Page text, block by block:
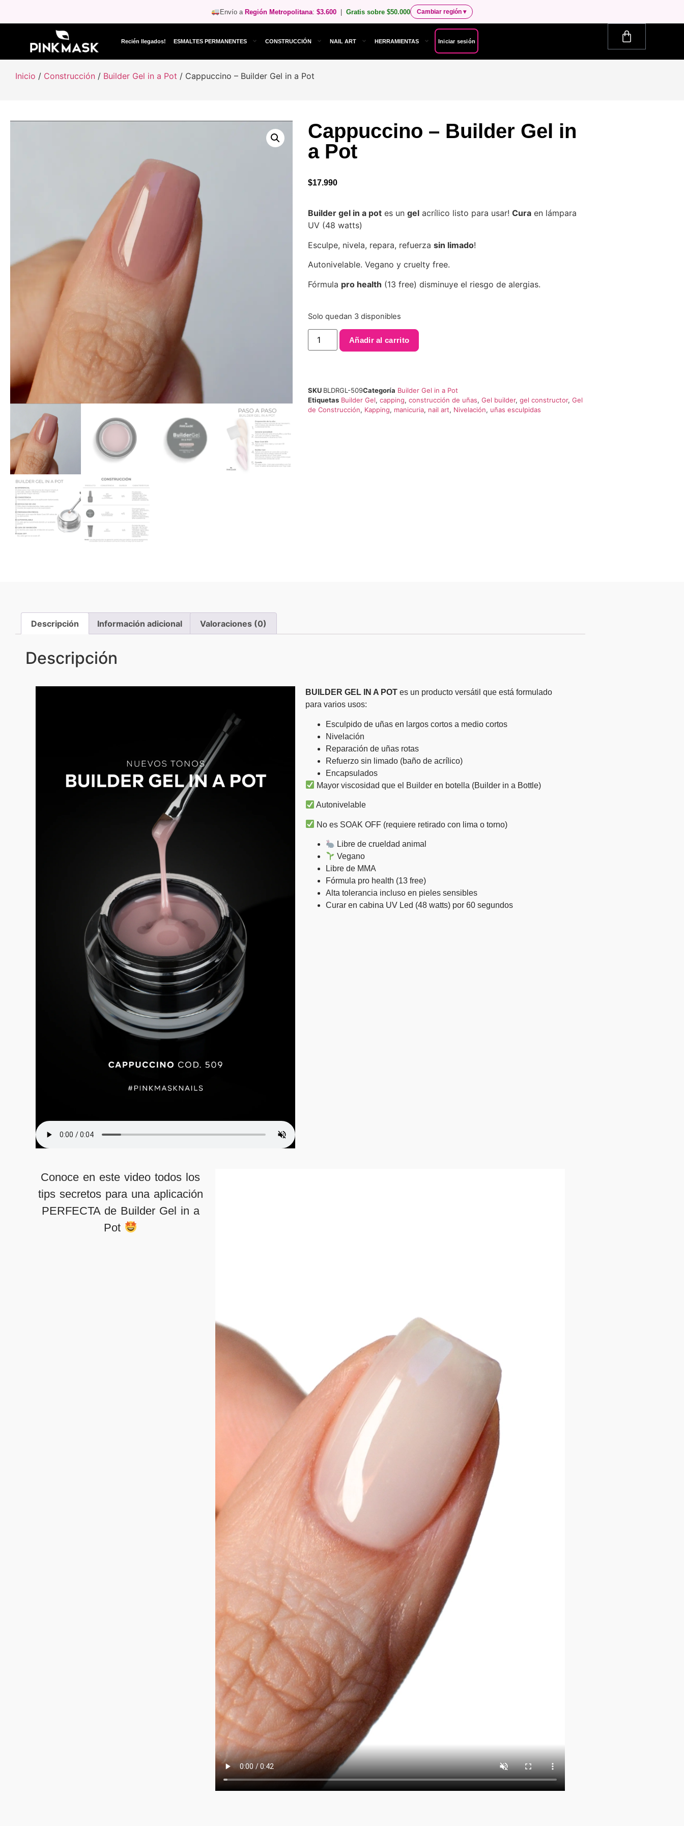
Envío aRegión Metropolitana:$3.600 |Gratis sobre $50.000 Cambiar región▾
Recién llegados! ESMALTES PERMANENTES CONSTRUCCIÓN NAIL ART HERRAMIENTAS Iniciar sesión
Inicio / Construcción / Builder Gel in a Pot / Cappuccino – Builder Gel in a Pot
Cappuccino – Builder Gel in
a Pot
$17.990
Builder gel in a pot es un gel acrílico listo para usar! Cura en lámpara
UV (48 watts)
Esculpe, nivela, repara, refuerza sin limado!
Autonivelable. Vegano y cruelty free.
Fórmula pro health (13 free) disminuye el riesgo de alergias.
Solo quedan 3 disponibles
Añadir al carrito
SKU BLDRGL-509Categoría Builder Gel in a Pot
Etiquetas Builder Gel, capping, construcción de uñas, Gel builder, gel constructor, Gel
de Construcción, Kapping, manicuria, nail art, Nivelación, uñas esculpidas
Descripción Información adicional Valoraciones (0)
Descripción
BUILDER GEL IN A POT es un producto versátil que está formulado
para varios usos:
Esculpido de uñas en largos cortos a medio cortos
Nivelación
Reparación de uñas rotas
Refuerzo sin limado (baño de acrílico)
Encapsulados
Mayor viscosidad que el Builder en botella (Builder in a Bottle)
Autonivelable
No es SOAK OFF (requiere retirado con lima o torno)
Libre de crueldad animal
Vegano
Libre de MMA
Fórmula pro health (13 free)
Alta tolerancia incluso en pieles sensibles
Curar en cabina UV Led (48 watts) por 60 segundos
Conoce en este video todos los
tips secretos para una aplicación
PERFECTA de Builder Gel in a
Pot